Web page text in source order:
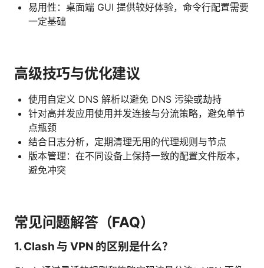
易用性：桌面端 GUI 提供较好体验，命令行配置需要
一定基础
高级技巧与优化建议
使用自定义 DNS 解析以避免 DNS 污染或劫持
针对高并发应用使用并发连接与分流策略，避免单节
点瓶颈
结合日志分析，定期清理无用的代理规则与节点
版本管理：在不同设备上保持一致的配置文件版本，
避免冲突
常见问题解答（FAQ）
1. Clash 与 VPN 的区别是什么？